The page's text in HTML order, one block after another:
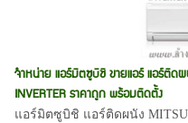
จำหน่าย แอร์มิตซูบิชิ ขายแอร์ แอร์ติดผ
INVERTER ราคาถูก พร้อมติดตั้ง
แอร์มิตซูบิชิ แอร์ติดผนัง